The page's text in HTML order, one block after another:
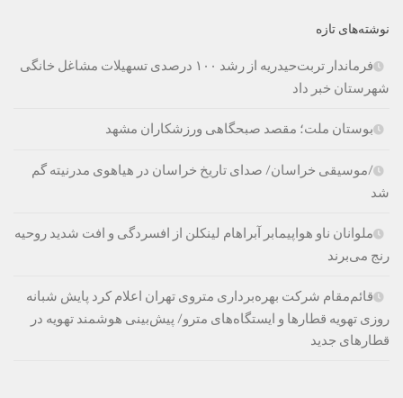
نوشته‌های تازه
فرماندار تربت‌حیدریه از رشد ۱۰۰ درصدی تسهیلات مشاغل خانگی
شهرستان خبر داد
بوستان ملت؛ مقصد صبحگاهی ورزشکاران مشهد
/موسیقی خراسان/ صدای تاریخ خراسان در هیاهوی مدرنیته گم
شد
ملوانان ناو هواپیمابر آبراهام لینکلن از افسردگی و افت شدید روحیه
رنج می‌برند
قائم‌مقام شرکت بهره‌برداری متروی تهران اعلام کرد پایش شبانه
روزی تهویه قطارها و ایستگاه‌های مترو/ پیش‌بینی هوشمند تهویه در
قطارهای جدید